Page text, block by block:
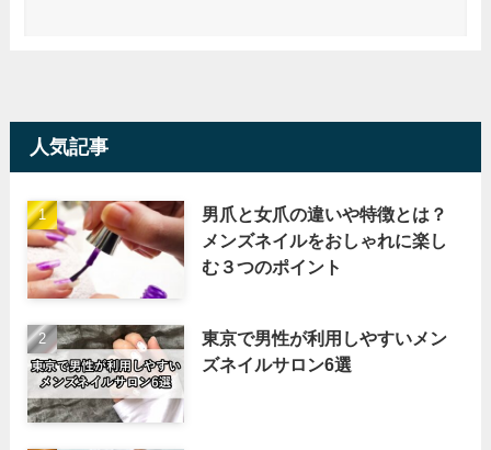
人気記事
男爪と女爪の違いや特徴とは？
メンズネイルをおしゃれに楽し
む３つのポイント
東京で男性が利用しやすいメン
ズネイルサロン6選